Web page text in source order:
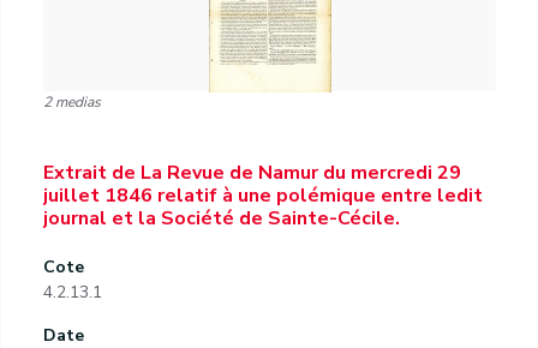
2 medias
Extrait de La Revue de Namur du mercredi 29
juillet 1846 relatif à une polémique entre ledit
journal et la Société de Sainte-Cécile.
Cote
4.2.13.1
Date